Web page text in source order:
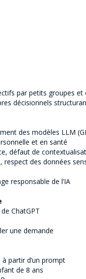
par petits groupes et
décisionnels
des modèles LLM
et en santé
défaut de
respect des données
responsable de l’IA
ChatGPT
une demande
partir d’un prompt
de 8 ans